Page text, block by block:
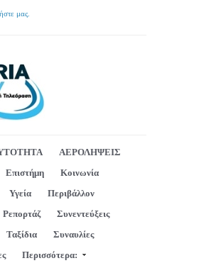
μας.
ΑΕΡΟΛΗΨΕΙΣ
Επιστήμη
Κοινωνία
Υγεία
Περιβάλλον
Ρεπορτάζ
Συνεντεύξεις
Ταξίδια
Συναυλίες
Περισσότερα: